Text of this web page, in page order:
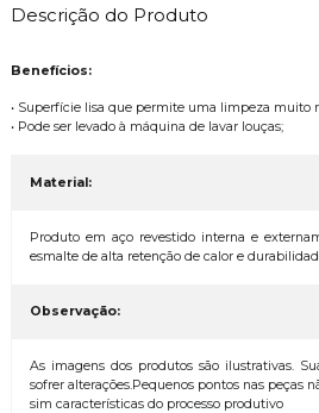
Descrição do Produto
Benefícios:
• Superfície lisa que permite uma limpeza muito
• Pode ser levado à máquina de lavar louças;
Material:
Produto em aço revestido interna e
esmalte de alta retenção de calor e
Observação:
As imagens dos produtos são ilustrativas.
sofrer alterações.Pequenos pontos nas peças
sim características do processo produtivo